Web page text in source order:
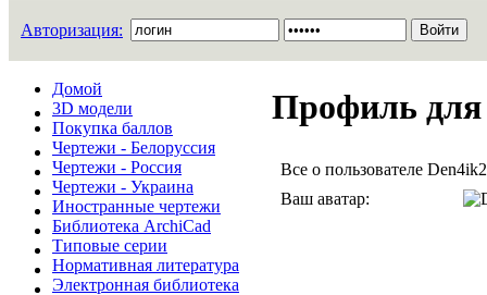
Авторизация:
Домой
3D модели
Покупка баллов
Чертежи - Белоруссия
Чертежи - Россия
Чертежи - Украина
Иностранные чертежи
Библиотека ArchiCad
Типовые серии
Нормативная литература
Электронная библиотека
Профиль для
Все о пользователе
Ваш аватар: